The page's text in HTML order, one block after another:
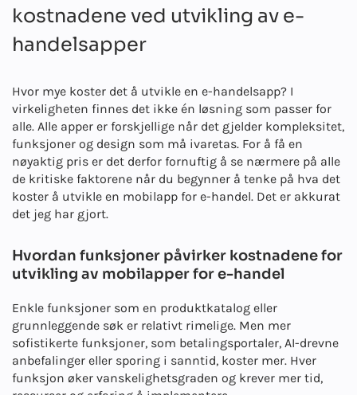
kostnadene ved utvikling av e-
handelsapper
Hvor mye koster det å utvikle en e-handelsapp? I
virkeligheten finnes det ikke én løsning som passer for
alle. Alle apper er forskjellige når det gjelder kompleksitet,
funksjoner og design som må ivaretas. For å få en
nøyaktig pris er det derfor fornuftig å se nærmere på alle
de kritiske faktorene når du begynner å tenke på hva det
koster å utvikle en mobilapp for e-handel. Det er akkurat
det jeg har gjort.
Hvordan funksjoner påvirker kostnadene for
utvikling av mobilapper for e-handel
Enkle funksjoner som en produktkatalog eller
grunnleggende søk er relativt rimelige. Men mer
sofistikerte funksjoner, som betalingsportaler, AI-drevne
anbefalinger eller sporing i sanntid, koster mer. Hver
funksjon øker vanskelighetsgraden og krever mer tid,